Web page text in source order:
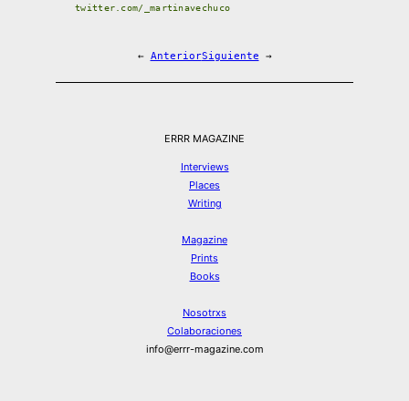
twitter.com/_martinavechuco
← AnteriorSiguiente →
ERRR MAGAZINE
Interviews
Places
Writing
Magazine
Prints
Books
Nosotrxs
Colaboraciones
info@errr-magazine.com